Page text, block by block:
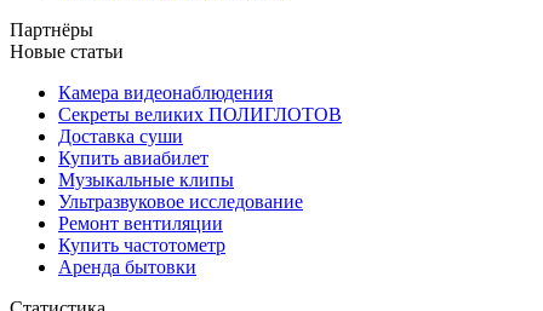
Партнёры
Новые статьи
Камера видеонаблюдения
Секреты великих ПОЛИГЛОТОВ
Доставка суши
Купить авиабилет
Музыкальные клипы
Ультразвуковое исследование
Ремонт вентиляции
Купить частотометр
Аренда бытовки